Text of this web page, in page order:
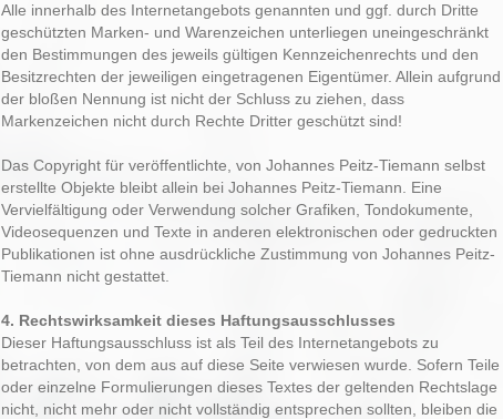
Alle innerhalb des Internetangebots genannten und ggf. durch Dritte
geschützten Marken- und Warenzeichen unterliegen uneingeschränkt
den Bestimmungen des jeweils gültigen Kennzeichenrechts und den
Besitzrechten der jeweiligen eingetragenen Eigentümer. Allein aufgrund
der bloßen Nennung ist nicht der Schluss zu ziehen, dass
Markenzeichen nicht durch Rechte Dritter geschützt sind!
Das Copyright für veröffentlichte, von Johannes Peitz-Tiemann selbst
erstellte Objekte bleibt allein bei Johannes Peitz-Tiemann. Eine
Vervielfältigung oder Verwendung solcher Grafiken, Tondokumente,
Videosequenzen und Texte in anderen elektronischen oder gedruckten
Publikationen ist ohne ausdrückliche Zustimmung von Johannes Peitz-
Tiemann nicht gestattet.
4. Rechtswirksamkeit dieses Haftungsausschlusses
Dieser Haftungsausschluss ist als Teil des Internetangebots zu
betrachten, von dem aus auf diese Seite verwiesen wurde. Sofern Teile
oder einzelne Formulierungen dieses Textes der geltenden Rechtslage
nicht, nicht mehr oder nicht vollständig entsprechen sollten, bleiben die